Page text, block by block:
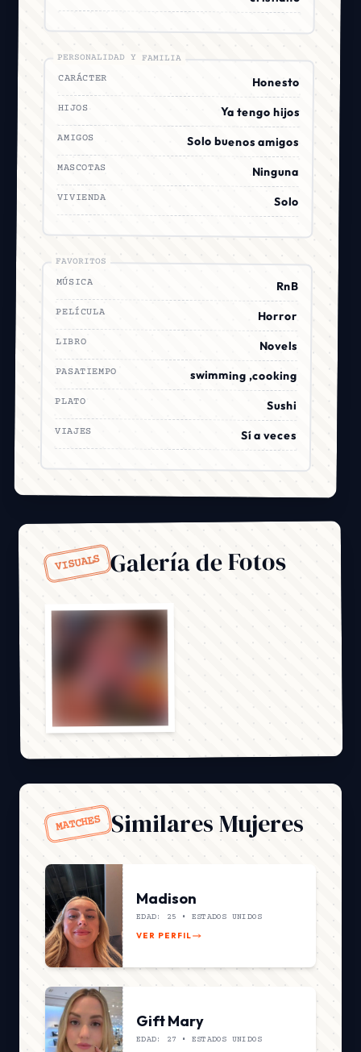
PERSONALIDAD Y FAMILIA
CARÁCTER Honesto
HIJOS Ya tengo hijos
AMIGOS Solo buenos amigos
MASCOTAS Ninguna
VIVIENDA Solo
FAVORITOS
MÚSICA RnB
PELÍCULA Horror
LIBRO Novels
PASATIEMPO swimming ,cooking
PLATO Sushi
VIAJES Sí a veces
VISUALS Galería de Fotos
MATCHES Similares Mujeres
Madison
EDAD: 25 • ESTADOS UNIDOS
VER PERFIL
Gift Mary
EDAD: 27 • ESTADOS UNIDOS